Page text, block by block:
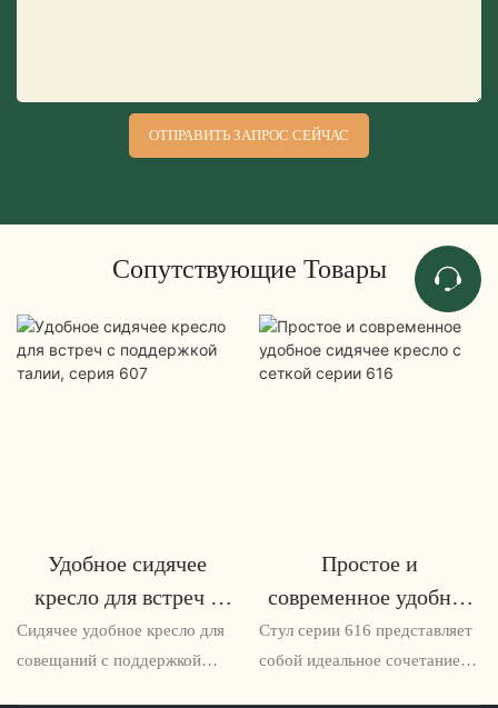
ОТПРАВИТЬ ЗАПРОС СЕЙЧАС
Сопутствующие Товары
Удобное сидячее
кресло для встреч с
поддержкой талии,
серия 607
Сидячее удобное кресло для
совещаний с поддержкой
Простое и
современное удобное
сидячее кресло с
сеткой серии 616
Стул серии 616 представляет
собой идеальное сочетание